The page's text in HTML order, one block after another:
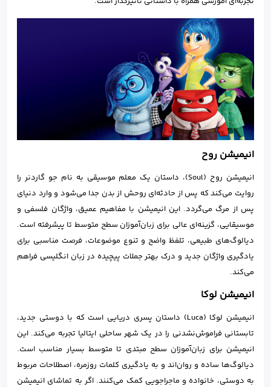
انیمیشن روح
انیمیشن روح (Soul)، داستان یک معلم موسیقی به نام جو گاردنر را
روایت می‌کند که پس از حادثه‌ای روحش از بدن جدا می‌شود و وارد دنیای
پس از مرگ می‌گردد. این انیمیشن با مفاهیم عمیق، واژگان فلسفی و
موسیقایی، گزینه‌ای عالی برای زبان‌آموزان سطح متوسط تا پیشرفته است.
دیالوگ‌های طبیعی، تلفظ واضح و تنوع موضوعات، فرصت مناسبی برای
یادگیری واژگان جدید و درک بهتر جملات پیچیده در زبان انگلیسی فراهم
می‌کند.
انیمیشن لوکا
انیمیشن لوکا (Luca) داستان پسری دریایی است که با دوستی جدید،
تابستانی فراموش‌نشدنی را در یک شهر ساحلی ایتالیا تجربه می‌کند. این
انیمیشن برای زبان‌آموزان سطح مبتدی تا متوسط بسیار مناسب است.
دیالوگ‌ها ساده و روان‌اند و به یادگیری کلمات روزمره، اصطلاحات مربوط
به دوستی، خانواده و ماجراجویی کمک می‌کنند. اگر به تماشای انیمیشن